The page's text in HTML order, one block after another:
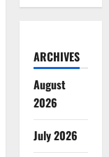
ARCHIVES
August
2026
July 2026